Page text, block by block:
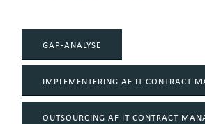
GAP-ANALYSE
IMPLEMENTERING AF IT CONTRACT
OUTSOURCING AF IT CONTRACT